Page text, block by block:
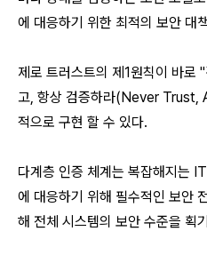
에 대응하기 위한 최적의 보안 대
제로 트러스트의 제1원칙이 바로
고, 항상 검증하라(Never Trust,
적으로 구현 할 수 있다.
다계층 인증 체계는 복잡해지는
에 대응하기 위해 필수적인 보안
해 전체 시스템의 보안 수준을 획